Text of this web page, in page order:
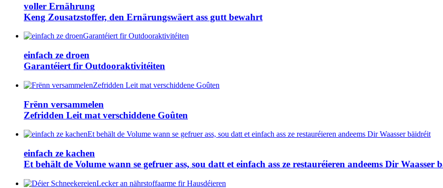
voller Ernährung
Keng Zousatzstoffer, den Ernärungswäert ass gutt bewahrt
einfach ze droen
Garantéiert fir Outdooraktivitéiten
Frënn versammelen
Zefridden Leit mat verschiddene Goûten
einfach ze kachen
Et behält de Volume wann se gefruer ass, sou datt et einfach ass ze restauréieren andeems Dir Waasser